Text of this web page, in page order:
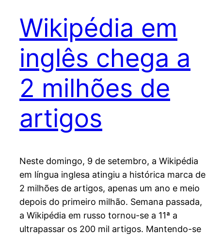
Wikipédia em
inglês chega a
2 milhões de
artigos
Neste domingo, 9 de setembro, a Wikipédia
em língua inglesa atingiu a histórica marca de
2 milhões de artigos, apenas um ano e meio
depois do primeiro milhão. Semana passada,
a Wikipédia em russo tornou-se a 11ª a
ultrapassar os 200 mil artigos. Mantendo-se